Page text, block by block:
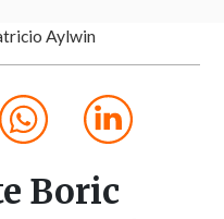
Aylwin
Boric